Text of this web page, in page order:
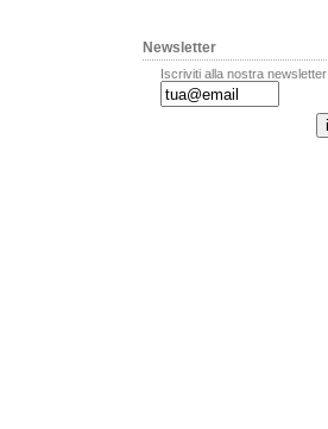
Newsletter
Iscriviti alla nostra newsletter